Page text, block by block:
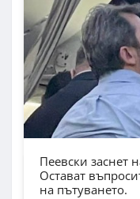
Пеевски заснет
Остават
на пътуването.